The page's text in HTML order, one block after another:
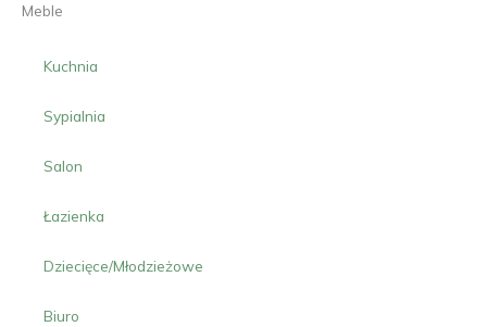
Meble
Kuchnia
Sypialnia
Salon
Łazienka
Dziecięce/Młodzieżowe
Biuro